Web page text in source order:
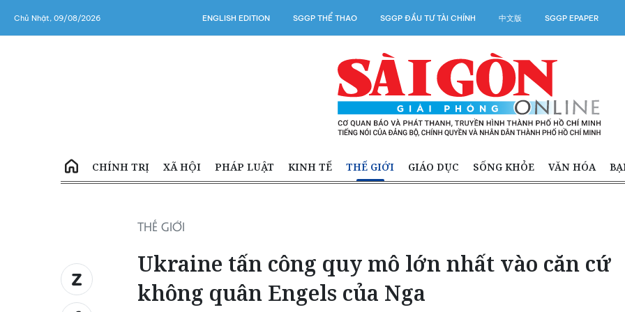
Chủ Nhật, 09/08/2026 ENGLISH EDITION SGGP THỂ THAO SGGP ĐẦU TƯ TÀI CHÍNH 中文版 SGGP EPAPER
CHÍNH TRỊ XÃ HỘI PHÁP LUẬT KINH TẾ THẾ GIỚI GIÁO DỤC SỐNG KHỎE VĂN HÓA
THẾ GIỚI
Ukraine tấn công quy mô lớn nhất vào căn cứ
không quân Engels của Nga